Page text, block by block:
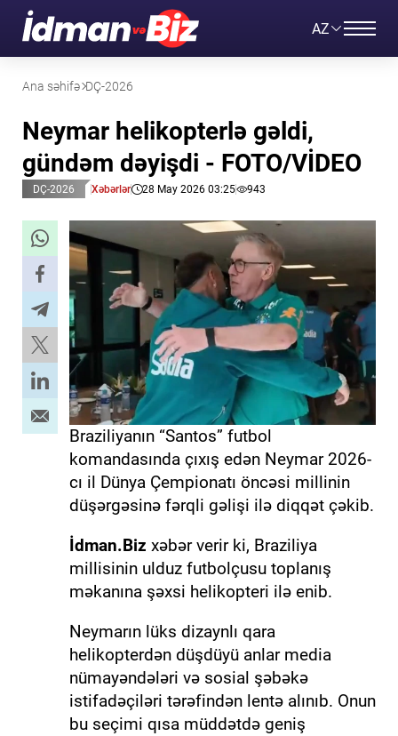
AZ
Ana səhifə DÇ-2026
Neymar helikopterlə gəldi,
gündəm dəyişdi - FOTO/VİDEO
DÇ-2026 Xəbərlər 28 May 2026 03:25 943
Braziliyanın “Santos” futbol
komandasında çıxış edən Neymar 2026-
cı il Dünya Çempionatı öncəsi millinin
düşərgəsinə fərqli gəlişi ilə diqqət çəkib.
İdman.Biz xəbər verir ki, Braziliya
millisinin ulduz futbolçusu toplanış
məkanına şəxsi helikopteri ilə enib.
Neymarın lüks dizaynlı qara
helikopterdən düşdüyü anlar media
nümayəndələri və sosial şəbəkə
istifadəçiləri tərəfindən lentə alınıb. Onun
bu seçimi qısa müddətdə geniş